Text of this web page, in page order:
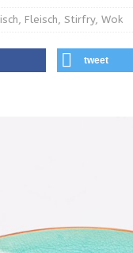
, Fleisch, Stirfry, Wok
tweet